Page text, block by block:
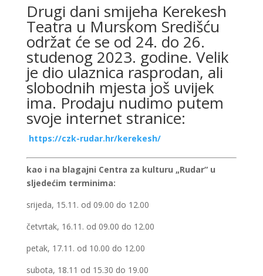
Drugi dani smijeha Kerekesh
Teatra u Murskom Središću
održat će se od 24. do 26.
studenog 2023. godine. Velik
je dio ulaznica rasprodan, ali
slobodnih mjesta još uvijek
ima. Prodaju nudimo putem
svoje internet stranice:
https://czk-rudar.hr/kerekesh/
kao i na blagajni Centra za kulturu „Rudar“ u
sljedećim terminima:
srijeda, 15.11. od 09.00 do 12.00
četvrtak, 16.11. od 09.00 do 12.00
petak, 17.11. od 10.00 do 12.00
subota, 18.11 od 15.30 do 19.00